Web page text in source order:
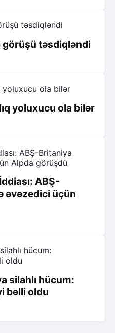
təsdiqləndi
yoluxucu ola bilər
ABŞ-
əvəzedici üçün
silahlı hücum:
bəlli oldu